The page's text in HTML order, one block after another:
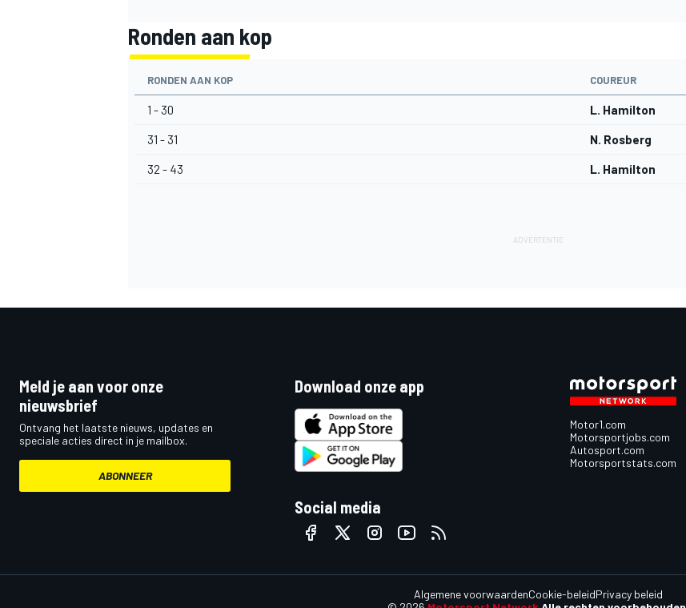
Ronden aan kop
RONDEN AAN KOP COUREUR
1 - 30 L. Hamilton
31 - 31 N. Rosberg
32 - 43 L. Hamilton
Meld je aan voor onze
nieuwsbrief
Ontvang het laatste nieuws, updates en
speciale acties direct in je mailbox.
ABONNEER
Download onze app
Social media
Motor1.com
Motorsportjobs.com
Autosport.com
Motorsportstats.com
Algemene voorwaardenCookie-beleidPrivacy beleid